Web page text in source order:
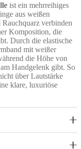
ist ein mehrreihiges
aus weißen
verbinden
Komposition, die
Durch die elastische
mit weißer
die Höhe von
Handgelenk gibt. So
über Lautstärke
klare, luxuriöse